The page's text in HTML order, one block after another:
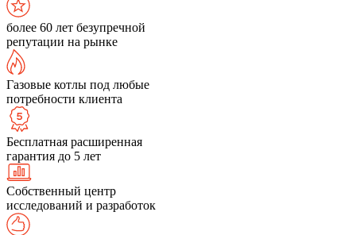
более 60 лет безупречной
репутации на рынке
Газовые котлы под любые
потребности клиента
Бесплатная расширенная
гарантия до 5 лет
Собственный центр
исследований и разработок